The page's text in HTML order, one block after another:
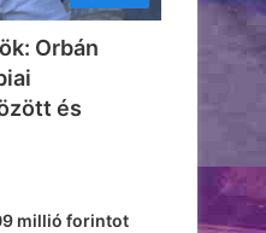
Orbán
és
millió forintot